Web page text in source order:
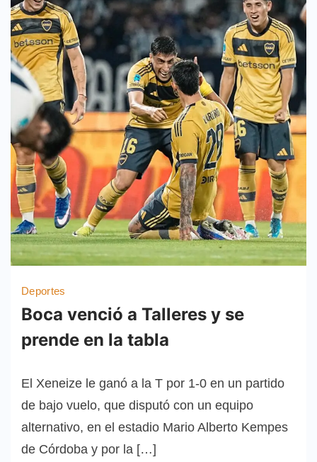
Deportes
Boca venció a Talleres y se
prende en la tabla
El Xeneize le ganó a la T por 1-0 en un partido
de bajo vuelo, que disputó con un equipo
alternativo, en el estadio Mario Alberto Kempes
de Córdoba y por la […]